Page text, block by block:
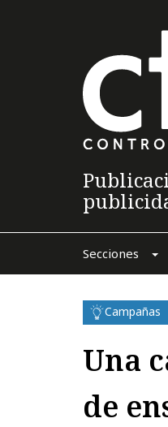
Secciones
Campañas
Una
de